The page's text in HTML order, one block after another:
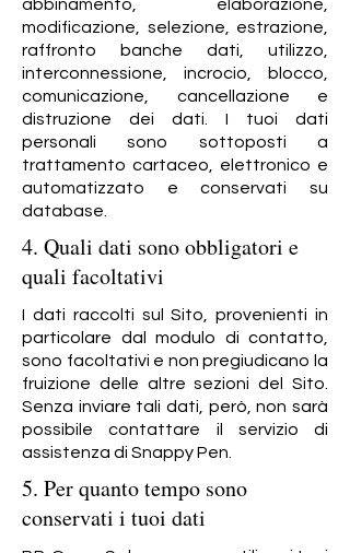
abbinamento, elaborazione,
modificazione, selezione, estrazione,
raffronto banche dati, utilizzo,
interconnessione, incrocio, blocco,
comunicazione, cancellazione e
distruzione dei dati. I tuoi dati
personali sono sottoposti a
trattamento cartaceo, elettronico e
automatizzato e conservati su
database.
I dati raccolti sul Sito, provenienti in
particolare dal modulo di contatto,
sono facoltativi e non pregiudicano la
fruizione delle altre sezioni del Sito.
Senza inviare tali dati, però, non sarà
possibile contattare il servizio di
assistenza di Snappy Pen.
4. Quali dati sono obbligatori e
quali facoltativi
5. Per quanto tempo sono
conservati i tuoi dati